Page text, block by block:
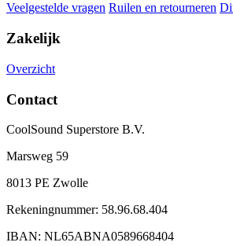
Veelgestelde vragen Ruilen en retourneren
Zakelijk
Overzicht
Contact
CoolSound Superstore B.V.
Marsweg 59
8013 PE Zwolle
Rekeningnummer: 58.96.68.404
IBAN: NL65ABNA0589668404